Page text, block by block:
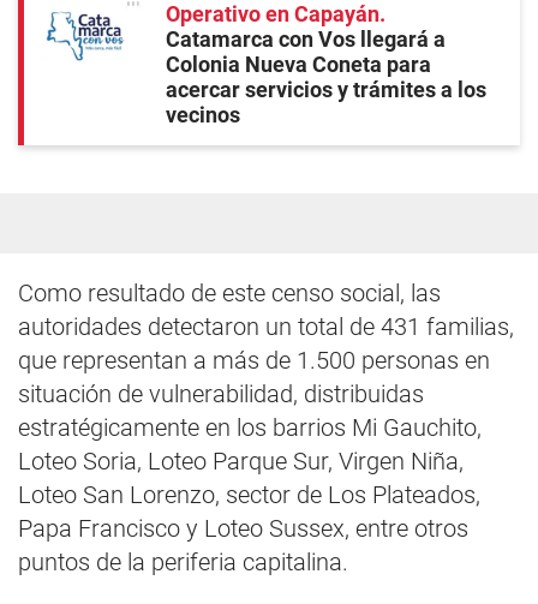
Operativo en Capayán
Catamarca con Vos llegará a
Colonia Nueva Coneta para
acercar servicios y trámites a los
vecinos
Como resultado de este censo social, las
autoridades detectaron un total de 431 familias,
que representan a más de 1.500 personas en
situación de vulnerabilidad, distribuidas
estratégicamente en los barrios Mi Gauchito,
Loteo Soria, Loteo Parque Sur, Virgen Niña,
Loteo San Lorenzo, sector de Los Plateados,
Papa Francisco y Loteo Sussex, entre otros
puntos de la periferia capitalina.